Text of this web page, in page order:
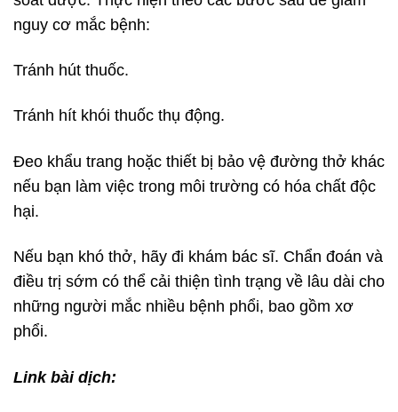
nguy cơ mắc bệnh:
Tránh hút thuốc.
Tránh hít khói thuốc thụ động.
Đeo khẩu trang hoặc thiết bị bảo vệ đường thở khác
nếu bạn làm việc trong môi trường có hóa chất độc
hại.
Nếu bạn khó thở, hãy đi khám bác sĩ. Chẩn đoán và
điều trị sớm có thể cải thiện tình trạng về lâu dài cho
những người mắc nhiều bệnh phổi, bao gồm xơ
phổi.
Link bài dịch: